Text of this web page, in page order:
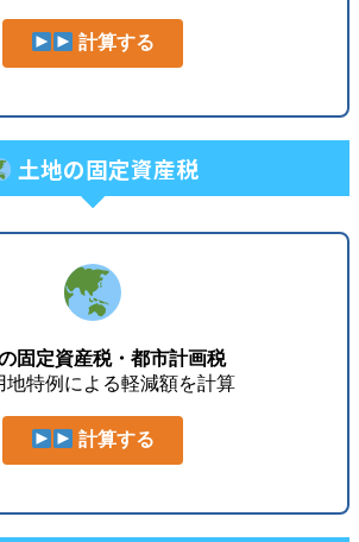
計算する
土地の固定資産税
固定資産税・都市計画税
地特例による軽減額を計算
計算する